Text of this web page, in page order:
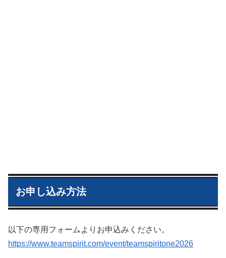
お申し込み方法
以下の専用フォームよりお申込みください。
https://www.teamspirit.com/event/teamspiritone2026